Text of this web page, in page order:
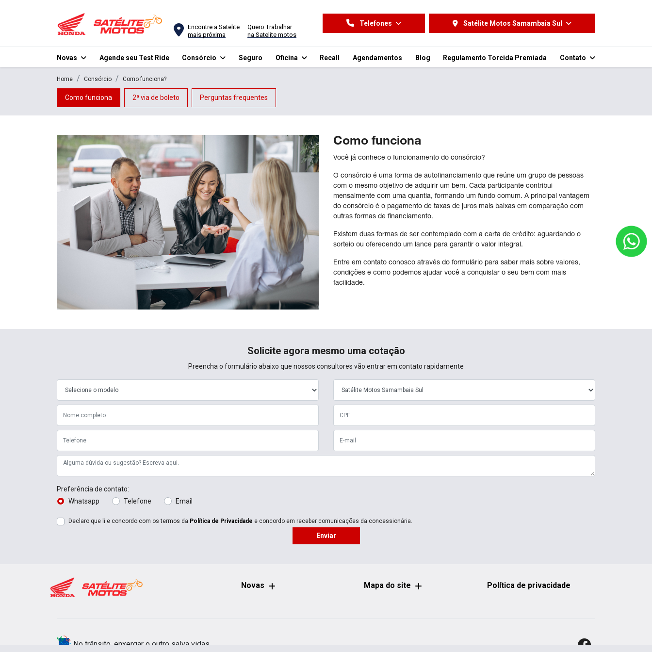
Encontre a Satelite
mais próxima
Quero Trabalhar
na Satelite motos
Telefones Satélite Motos Samambaia Sul
Novas Agende seu Test Ride Consórcio Seguro Oficina Recall Agendamentos Blog Regulamento Torcida Premiada Contato
Home Consórcio Como funciona?
Como funciona 2ª via de boleto Perguntas frequentes
Como funciona
Você já conhece o funcionamento do consórcio?
O consórcio é uma forma de autofinanciamento que reúne um grupo de pessoas
com o mesmo objetivo de adquirir um bem. Cada participante contribui
mensalmente com uma quantia, formando um fundo comum. A principal vantagem
do consórcio é o pagamento de taxas de juros mais baixas em comparação com
outras formas de financiamento.
Existem duas formas de ser contemplado com a carta de crédito: aguardando o
sorteio ou oferecendo um lance para garantir o valor integral.
Entre em contato conosco através do formulário para saber mais sobre valores,
condições e como podemos ajudar você a conquistar o seu bem com mais
facilidade.
Solicite agora mesmo uma cotação
Preencha o formulário abaixo que nossos consultores vão entrar em contato rapidamente
Preferência de contato:
Whatsapp
Telefone Email
Declaro que li e concordo com os termos da Política de Privacidade e concordo em receber comunicações da concessionária.
Enviar
Novas Mapa do site Política de privacidade
No trânsito, enxergar o outro salva vidas.